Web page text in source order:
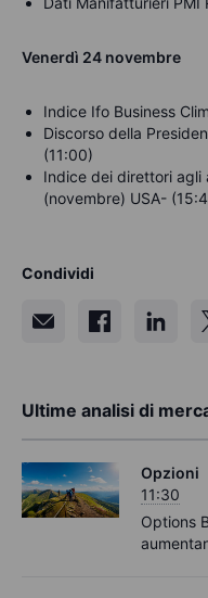
Venerdì 24 novembre
Indice Ifo Business
Discorso della
(11:00)
Indice dei direttori
(novembre) USA-
Condividi
Ultime analisi di
Opzioni
11:30
Options